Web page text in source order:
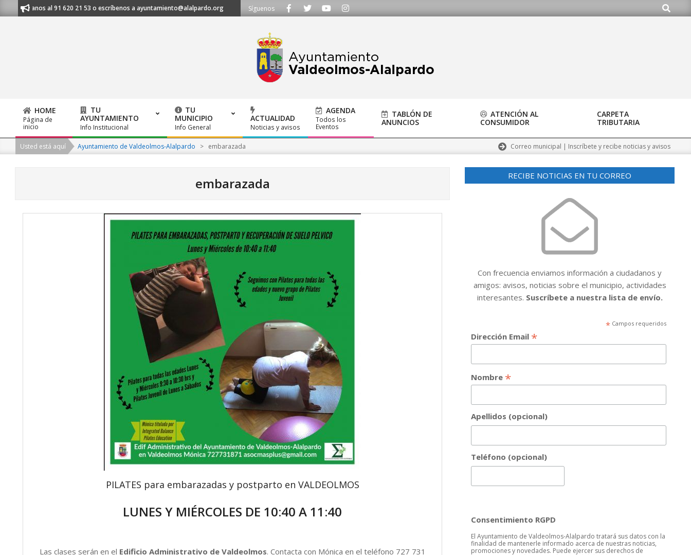
to
- Llámanos al 91 620 21 53 o escríbenos a ayuntamiento@alalpardo.org TE ESCUCHAMOS - Llámanos al 91 620 21 53 o escríbenos a ayuntamiento@alalpardo.org
Síguenos Buscar
Primary
Navigation
Menu
HOME
Página de
inicio
TU
AYUNTAMIENTO
Info Institucional
TU
MUNICIPIO
Info General
ACTUALIDAD
Noticias y avisos
AGENDA
Todos los
Eventos
TABLÓN DE
ANUNCIOS
ATENCIÓN AL
CONSUMIDOR
CARPETA
TRIBUTARIA
Usted está aquí Ayuntamiento de Valdeolmos-Alalpardo > embarazada Correo municipal | Inscríbete y recibe noticias y avisos
embarazada
PILATES para embarazadas y postparto en VALDEOLMOS
LUNES Y MIÉRCOLES DE 10:40 A 11:40
Las clases serán en el Edificio Administrativo de Valdeolmos. Contacta con Mónica en el teléfono 727 731
RECIBE NOTICIAS EN TU CORREO
Con frecuencia enviamos información a ciudadanos y
amigos: avisos, noticias sobre el municipio, actividades
interesantes. Suscríbete a nuestra lista de envío.
* Campos requeridos
Dirección Email *
Nombre *
Apellidos (opcional)
Teléfono (opcional)
Consentimiento RGPD
El Ayuntamiento de Valdeolmos-Alalpardo tratará sus datos con la
finalidad de mantenerle informado acerca de nuestras noticias,
promociones y novedades. Puede ejercer sus derechos de